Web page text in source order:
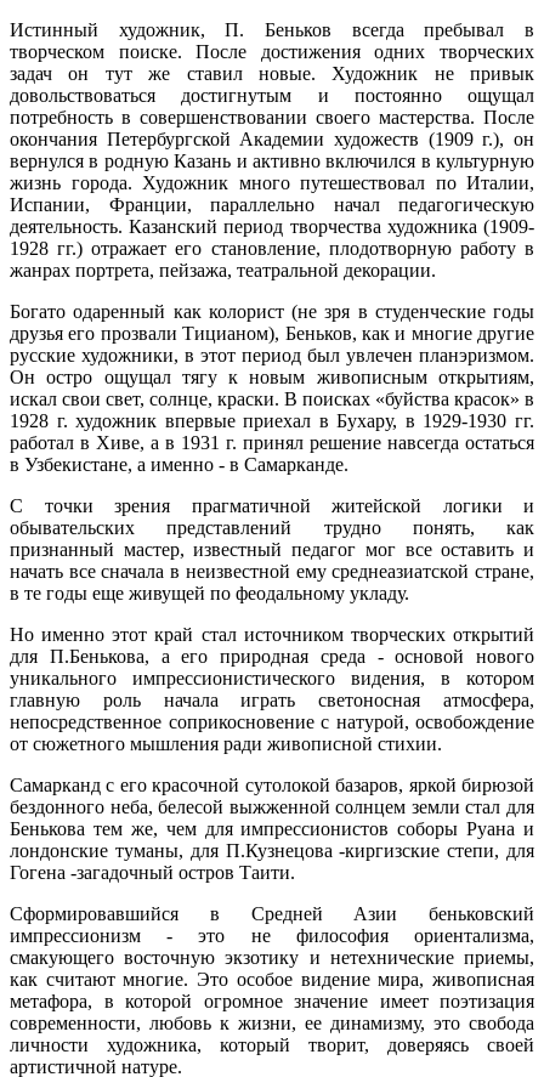
Истинный художник, П. Беньков всегда пребывал в
творческом поиске. После достижения одних творческих
задач он тут же ставил новые. Художник не привык
довольствоваться достигнутым и постоянно ощущал
потребность в совершенствовании своего мастерства. После
окончания Петербургской Академии художеств (1909 г.), он
вернулся в родную Казань и активно включился в культурную
жизнь города. Художник много путешествовал по Италии,
Испании, Франции, параллельно начал педагогическую
деятельность. Казанский период творчества художника (1909-
1928 гг.) отражает его становление, плодотворную работу в
жанрах портрета, пейзажа, театральной декорации.
Богато одаренный как колорист (не зря в студенческие годы
друзья его прозвали Тицианом), Беньков, как и многие другие
русские художники, в этот период был увлечен планэризмом.
Он остро ощущал тягу к новым живописным открытиям,
искал свои свет, солнце, краски. В поисках «буйства красок» в
1928 г. художник впервые приехал в Бухару, в 1929-1930 гг.
работал в Хиве, а в 1931 г. принял решение навсегда остаться
в Узбекистане, а именно - в Самарканде.
С точки зрения прагматичной житейской логики и
обывательских представлений трудно понять, как
признанный мастер, известный педагог мог все оставить и
начать все сначала в неизвестной ему среднеазиатской стране,
в те годы еще живущей по феодальному укладу.
Но именно этот край стал источником творческих открытий
для П.Бенькова, а его природная среда - основой нового
уникального импрессионистического видения, в котором
главную роль начала играть светоносная атмосфера,
непосредственное соприкосновение с натурой, освобождение
от сюжетного мышления ради живописной стихии.
Самарканд с его красочной сутолокой базаров, яркой бирюзой
бездонного неба, белесой выжженной солнцем земли стал для
Бенькова тем же, чем для импрессионистов соборы Руана и
лондонские туманы, для П.Кузнецова -киргизские степи, для
Гогена -загадочный остров Таити.
Сформировавшийся в Средней Азии беньковский
импрессионизм - это не философия ориентализма,
смакующего восточную экзотику и нетехнические приемы,
как считают многие. Это особое видение мира, живописная
метафора, в которой огромное значение имеет поэтизация
современности, любовь к жизни, ее динамизму, это свобода
личности художника, который творит, доверяясь своей
артистичной натуре.